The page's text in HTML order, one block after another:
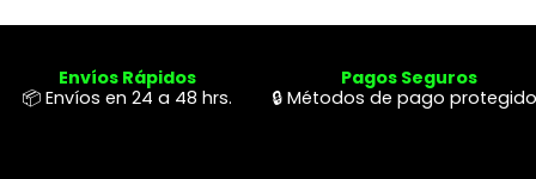
Envíos Rápidos
📦 Envíos en 24 a 48 hrs.
Pagos Seguros
🔒 Métodos de pago